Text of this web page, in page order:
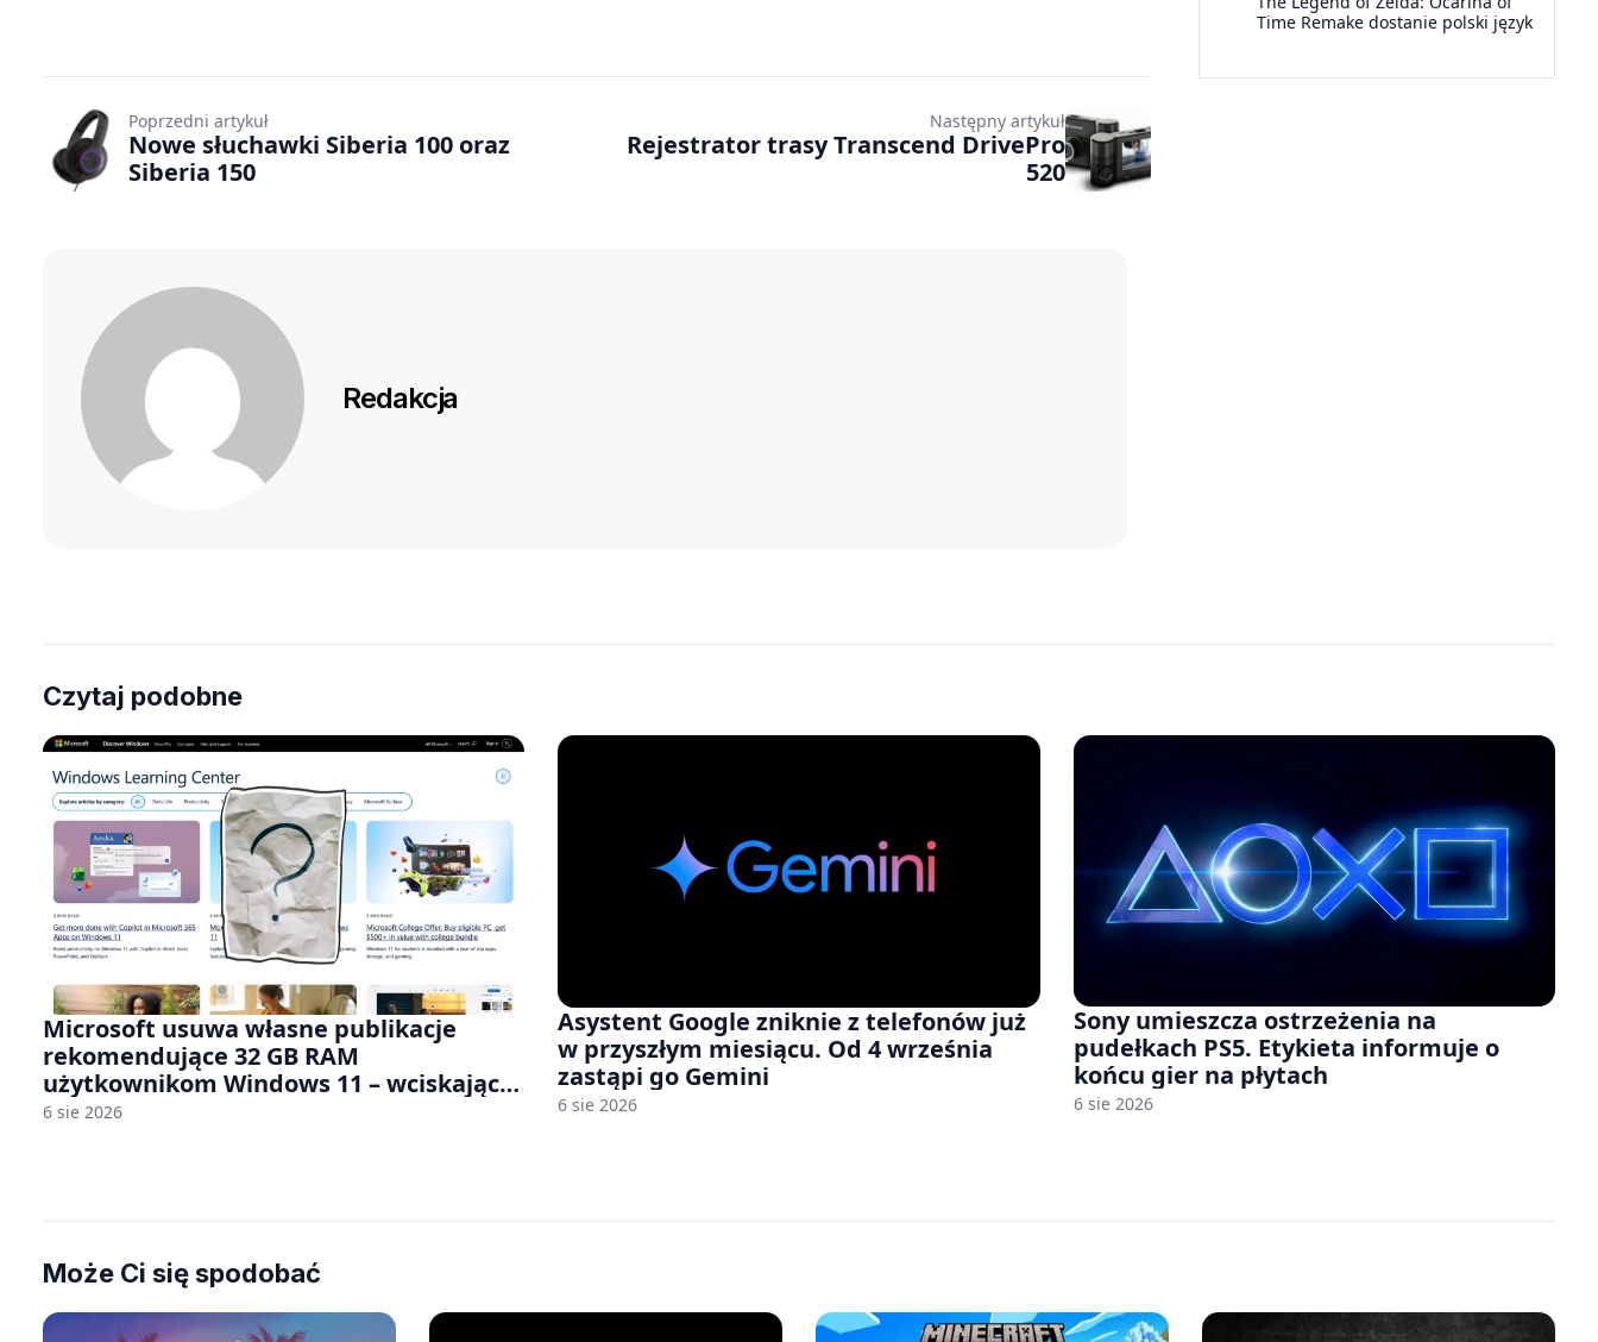
Time Remake dostanie polski język
Poprzedni artykuł
Nowe słuchawki Siberia 100 oraz
Siberia 150
Następny artykuł
Rejestrator trasy Transcend DrivePro
520
Redakcja
Czytaj podobne
Microsoft usuwa własne publikacje
rekomendujące 32 GB RAM
użytkownikom Windows 11 – wciskając
nam przy tym komputery z 8 GB RAM po
6 sie 2026
Asystent Google zniknie z telefonów już
w przyszłym miesiącu. Od 4 września
zastąpi go Gemini
6 sie 2026
Sony umieszcza ostrzeżenia na
pudełkach PS5. Etykieta informuje o
końcu gier na płytach
6 sie 2026
Może Ci się spodobać